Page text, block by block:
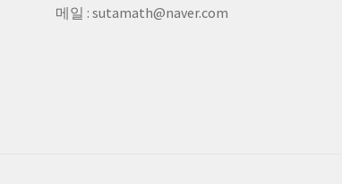
메일 : sutamath@naver.com